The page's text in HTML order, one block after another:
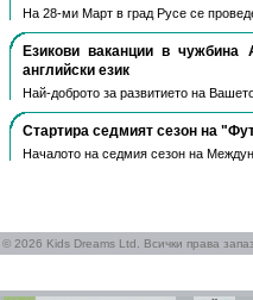
На 28-ми Март в град Русе се
Езикови ваканции​ в
английски език
Най-доброто за развитието на
Стартира седмият сезон на
Началото на седмия сезон на
© 2026 Kids Dreams Ltd. Всички права